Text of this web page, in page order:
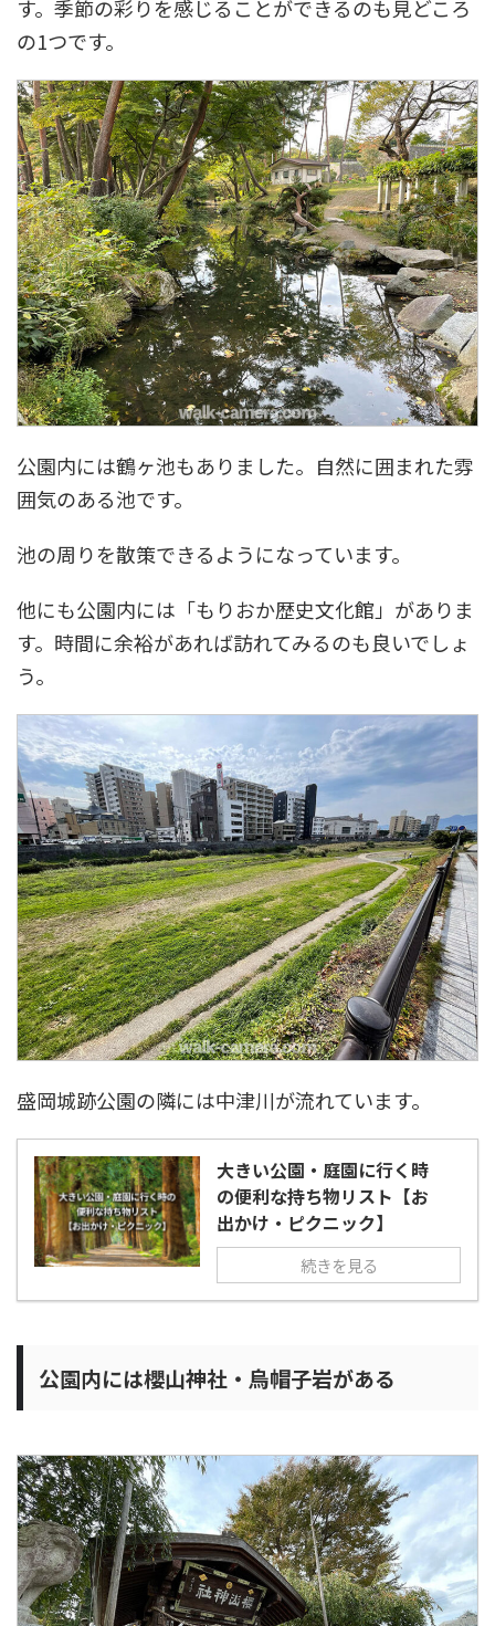
す。季節の彩りを感じることができるのも見どころ
の1つです。
公園内には鶴ヶ池もありました。自然に囲まれた雰
囲気のある池です。
池の周りを散策できるようになっています。
他にも公園内には「もりおか歴史文化館」がありま
す。時間に余裕があれば訪れてみるのも良いでしょ
う。
盛岡城跡公園の隣には中津川が流れています。
大きい公園・庭園に行く時
の便利な持ち物リスト【お
出かけ・ピクニック】
続きを見る
公園内には櫻山神社・烏帽子岩がある